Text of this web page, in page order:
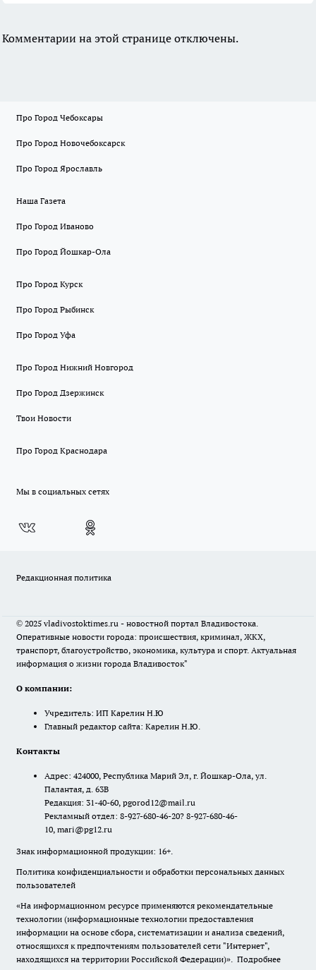
Комментарии на этой странице отключены.
Про Город Чебоксары
Про Город Новочебоксарск
Про Город Ярославль
Наша Газета
Про Город Иваново
Про Город Йошкар-Ола
Про Город Курск
Про Город Рыбинск
Про Город Уфа
Про Город Нижний Новгород
Про Город Дзержинск
Твои Новости
Про Город Краснодара
Мы в социальных сетях
Редакционная политика
© 2025 vladivostoktimes.ru - новостной портал Владивостока.
Оперативные новости города: происшествия, криминал, ЖКХ,
транспорт, благоустройство, экономика, культура и спорт. Актуальная
информация о жизни города Владивосток"
О компании:
Учредитель: ИП Карелин Н.Ю
Главный редактор сайта: Карелин Н.Ю.
Контакты
Адрес: 424000, Республика Марий Эл, г. Йошкар-Ола, ул.
Палантая, д. 63В
Редакция: 31-40-60, pgorod12@mail.ru
Рекламный отдел: 8-927-680-46-20? 8-927-680-46-
10, mari@pg12.ru
Знак информационной продукции: 16+.
Политика конфиденциальности и обработки персональных данных
пользователей
«На информационном ресурсе применяются рекомендательные
технологии (информационные технологии предоставления
информации на основе сбора, систематизации и анализа сведений,
относящихся к предпочтениям пользователей сети "Интернет",
находящихся на территории Российской Федерации)». Подробнее